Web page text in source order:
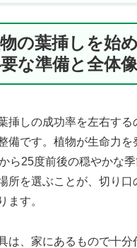
の葉挿しを始
な準備と全体像
挿しの成功率を左右する
備です。植物が生命力を
ら25度前後の穏やかな
所を選ぶことが、切り口
ます。
は、家にあるもので十分